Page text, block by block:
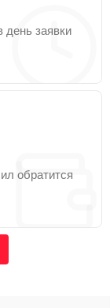
день заявки
обратится